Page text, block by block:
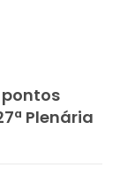
Plenária